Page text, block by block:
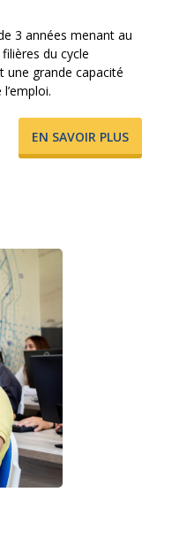
3 années menant au
du cycle
une grande capacité
​EN SAVOIR PLUS